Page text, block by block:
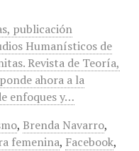
publicación
Humanísticos de
Revista de Teoría,
ahora a la
enfoques y…
, Brenda Navarro,
femenina, Facebook,